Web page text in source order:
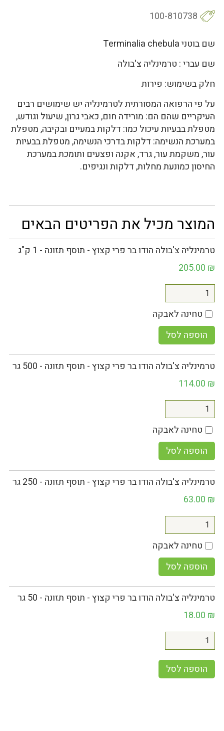
100-810738
שם בוטני Terminalia chebula
שם עברי : טרמינליה צ'בולה
חלק בשימוש: פירות
על פי הרפואה המסורתית לטרמינליה יש שימושים רבים
העיקריים שהם הם: מורידה חום, כאבי גרון, שיעול וגודש,
מטפלת בבעיות עיכול כמו: דלקות במעיים ובקיבה, מטפלת
במערכת הנשימה: דלקות בדרכי הנשימה, מטפלת בבעיות
עור, משקמת עור, גרד, אקנה ופצעים ותומכת במערכת
החיסון כמונעת מחלות, דלקות ונגיפים.
המוצר מכיל את הפריטים הבאים
טרמינליה צ'בולה הודו בר פרי קצוץ - תוסף תזונה - 1 ק"ג
205.00 ₪
טחינה לאבקה
הוספה לסל
טרמינליה צ'בולה הודו בר פרי קצוץ - תוסף תזונה - 500 גר
114.00 ₪
טחינה לאבקה
הוספה לסל
טרמינליה צ'בולה הודו בר פרי קצוץ - תוסף תזונה - 250 גר
63.00 ₪
טחינה לאבקה
הוספה לסל
טרמינליה צ'בולה הודו בר פרי קצוץ - תוסף תזונה - 50 גר
18.00 ₪
הוספה לסל